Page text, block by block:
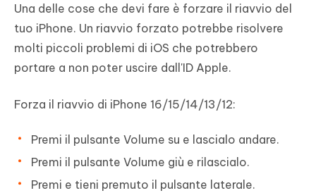
Una delle cose che devi fare è forzare il riavvio del
tuo iPhone. Un riavvio forzato potrebbe risolvere
molti piccoli problemi di iOS che potrebbero
portare a non poter uscire dall'ID Apple.
Forza il riavvio di iPhone 16/15/14/13/12:
Premi il pulsante Volume su e lascialo andare.
Premi il pulsante Volume giù e rilascialo.
Premi e tieni premuto il pulsante laterale.